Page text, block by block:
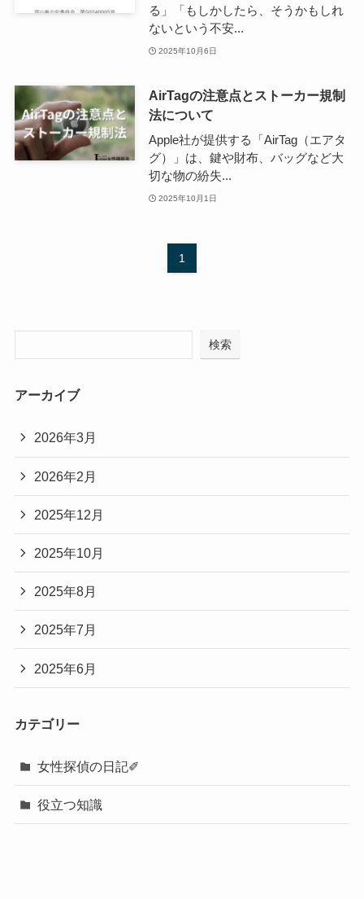
る」「もしかしたら、そうかもしれ
ないという不安...
2025年10月6日
AirTagの注意点とストーカー規制
法について
Apple社が提供する「AirTag（エアタ
グ）」は、鍵や財布、バッグなど大
切な物の紛失...
2025年10月1日
1
検索
アーカイブ
2026年3月
2026年2月
2025年12月
2025年10月
2025年8月
2025年7月
2025年6月
カテゴリー
女性探偵の日記✐
役立つ知識